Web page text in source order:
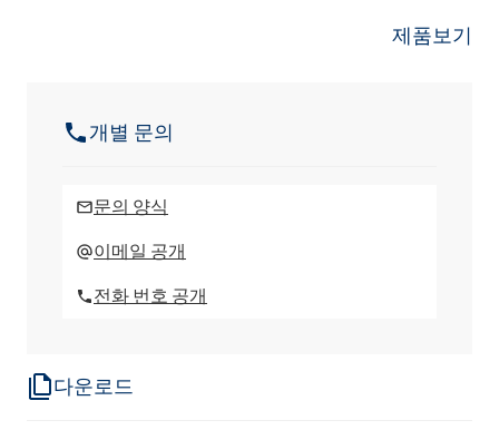
다운로드
제품보기
개별 문의
문의 양식
이메일 공개
전화 번호 공개